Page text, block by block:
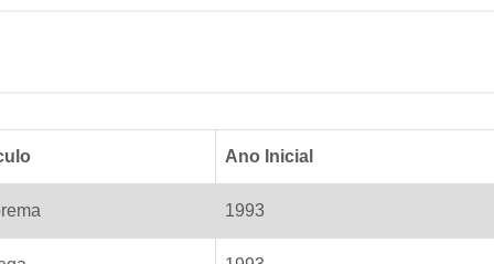
Ano Inicial
1993